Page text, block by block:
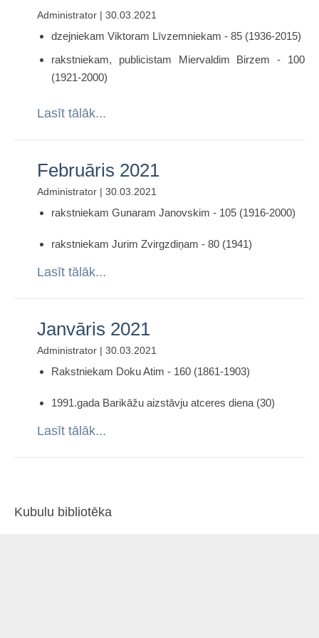
Jaunākās grāmatas 2021.gadā
Preses izdevumi 2022. gadā
Abonētās datubāzes bibliotēkā
Kubulu bibliotēkas Reglaments
Kubulu bibliotēkas lietošanas noteikumi
Kubulu bibliotēkas Krājuma komplektēšanas koncepcija
Administrator | 30.03.2021
dzejniekam Viktoram Līvzemniekam - 85 (1936-2015)
rakstniekam, publicistam Miervaldim Birzem - 100
(1921-2000)
Lasīt tālāk...
Februāris 2021
Administrator | 30.03.2021
rakstniekam Gunaram Janovskim - 105 (1916-2000)
rakstniekam Jurim Zvirgzdiņam - 80 (1941)
Lasīt tālāk...
Janvāris 2021
Administrator | 30.03.2021
Rakstniekam Doku Atim - 160 (1861-1903)
1991.gada Barikāžu aizstāvju atceres diena (30)
Lasīt tālāk...
Kubulu bibliotēka